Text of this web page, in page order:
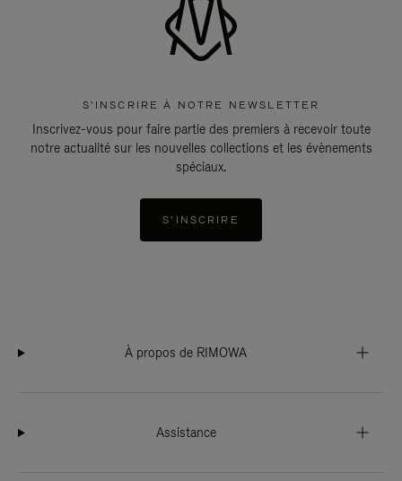
S'INSCRIRE À NOTRE NEWSLETTER
Inscrivez-vous pour faire partie des premiers à recevoir toute
notre actualité sur les nouvelles collections et les évènements
spéciaux.
S'INSCRIRE
À propos de RIMOWA
Assistance